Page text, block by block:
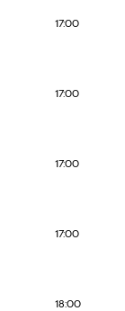
17:00
17:00
17:00
17:00
18:00